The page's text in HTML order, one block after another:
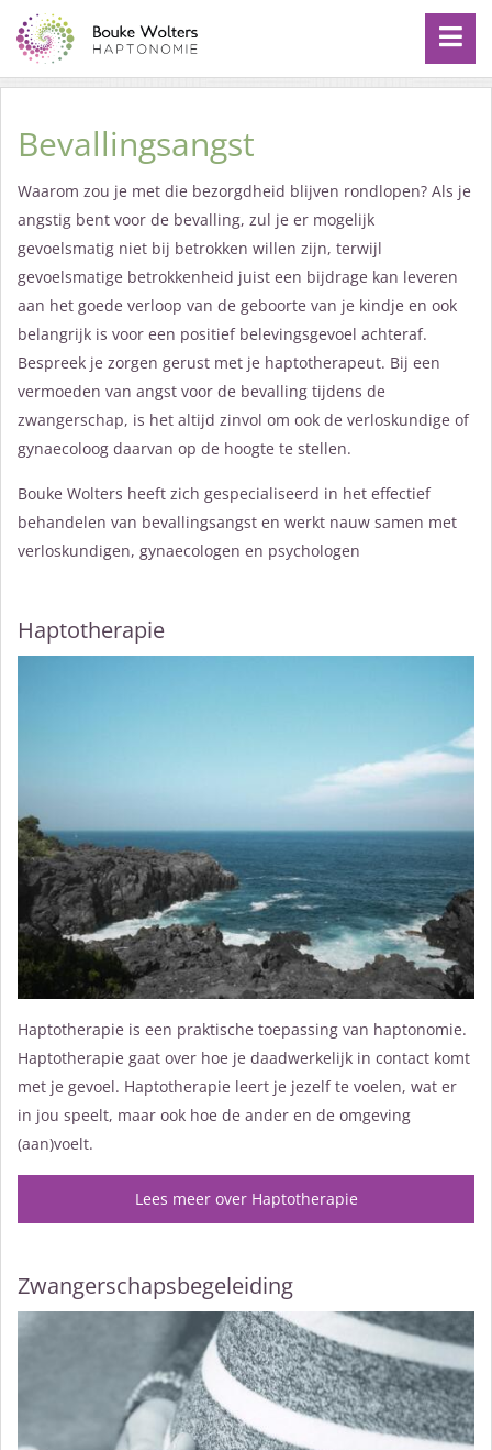
Bevallingsangst
Waarom zou je met die bezorgdheid blijven rondlopen? Als je
angstig bent voor de bevalling, zul je er mogelijk
gevoelsmatig niet bij betrokken willen zijn, terwijl
gevoelsmatige betrokkenheid juist een bijdrage kan leveren
aan het goede verloop van de geboorte van je kindje en ook
belangrijk is voor een positief belevingsgevoel achteraf.
Bespreek je zorgen gerust met je haptotherapeut. Bij een
vermoeden van angst voor de bevalling tijdens de
zwangerschap, is het altijd zinvol om ook de verloskundige of
gynaecoloog daarvan op de hoogte te stellen.
Bouke Wolters heeft zich gespecialiseerd in het effectief
behandelen van bevallingsangst en werkt nauw samen met
verloskundigen, gynaecologen en psychologen
Haptotherapie
Haptotherapie is een praktische toepassing van haptonomie.
Haptotherapie gaat over hoe je daadwerkelijk in contact komt
met je gevoel. Haptotherapie leert je jezelf te voelen, wat er
in jou speelt, maar ook hoe de ander en de omgeving
(aan)voelt.
Lees meer over Haptotherapie
Zwangerschapsbegeleiding